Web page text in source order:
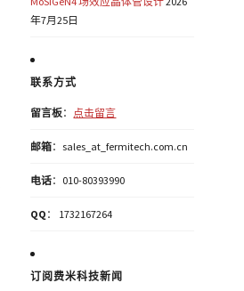
年7月25日
联系方式
留言板： 点击留言
邮箱：sales_at_fermitech.com.cn
电话：010-80393990
QQ ： 1732167264
订阅费米科技新闻